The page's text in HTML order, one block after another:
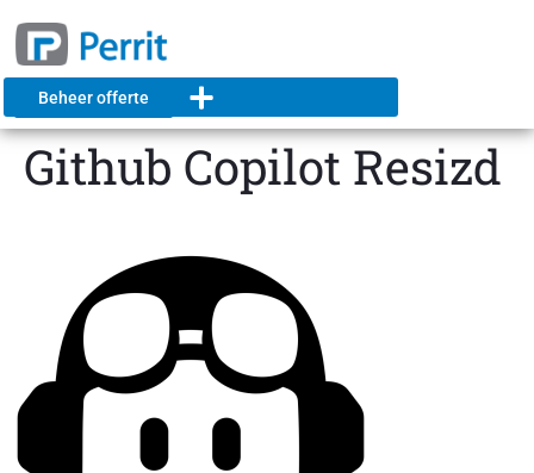
Beheer offerte
Github Copilot Resizd